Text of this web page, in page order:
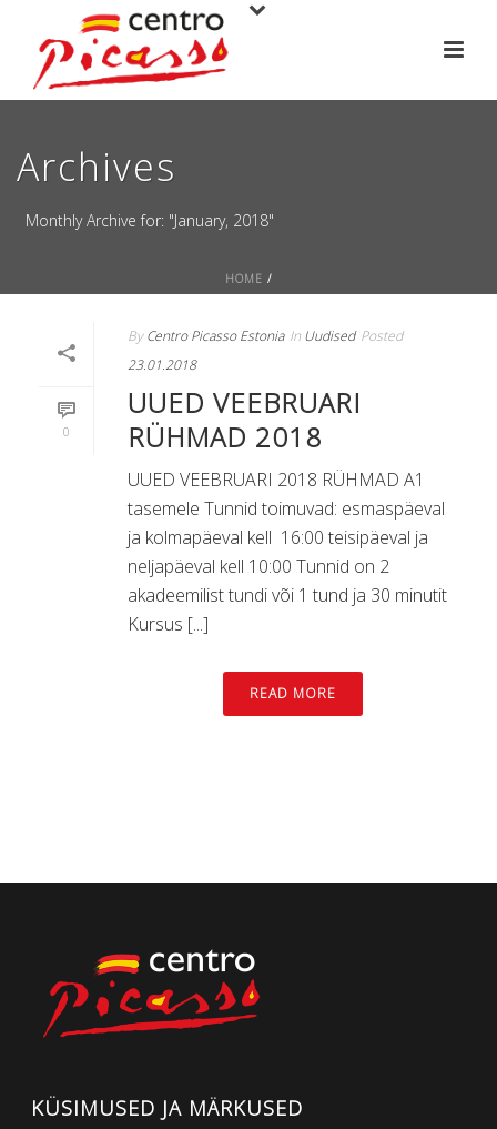
Archives
Monthly Archive for: "January, 2018"
HOME /
0
By Centro Picasso Estonia In Uudised Posted
23.01.2018
UUED VEEBRUARI
RÜHMAD 2018
UUED VEEBRUARI 2018 RÜHMAD A1
tasemele Tunnid toimuvad: esmaspäeval
ja kolmapäeval kell 16:00 teisipäeval ja
neljapäeval kell 10:00 Tunnid on 2
akadeemilist tundi või 1 tund ja 30 minutit
Kursus [...]
READ MORE
KÜSIMUSED JA MÄRKUSED